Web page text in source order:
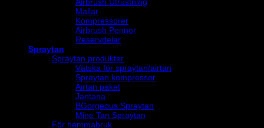
Mallar
Kompressorer
Airbrush Pennor
Reservdelar
Spraytan
Spraytan produkter
Vätska för spraytan/airtan
Spraytan kompressor
Airtan paket
Jantana
BGorgeous Spraytan
Mine Tan Spraytan
För hemmabruk